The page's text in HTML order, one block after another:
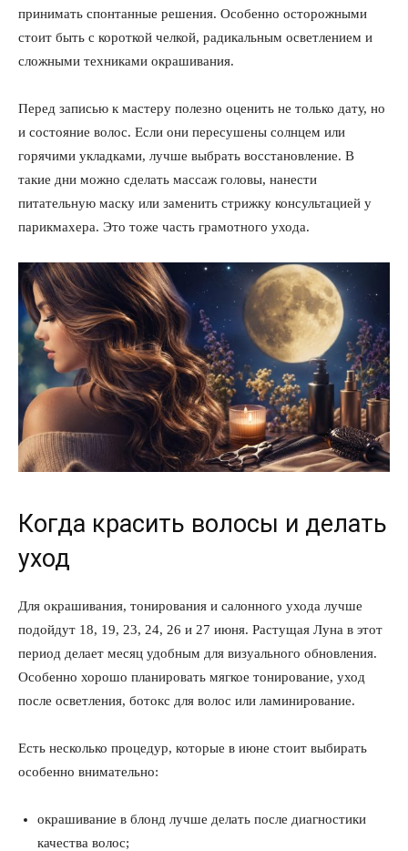
принимать спонтанные решения. Особенно осторожными
стоит быть с короткой челкой, радикальным осветлением и
сложными техниками окрашивания.
Перед записью к мастеру полезно оценить не только дату, но
и состояние волос. Если они пересушены солнцем или
горячими укладками, лучше выбрать восстановление. В
такие дни можно сделать массаж головы, нанести
питательную маску или заменить стрижку консультацией у
парикмахера. Это тоже часть грамотного ухода.
Когда красить волосы и делать
уход
Для окрашивания, тонирования и салонного ухода лучше
подойдут 18, 19, 23, 24, 26 и 27 июня. Растущая Луна в этот
период делает месяц удобным для визуального обновления.
Особенно хорошо планировать мягкое тонирование, уход
после осветления, ботокс для волос или ламинирование.
Есть несколько процедур, которые в июне стоит выбирать
особенно внимательно:
окрашивание в блонд лучше делать после диагностики
качества волос;